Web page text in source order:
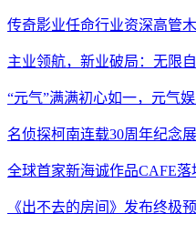
传奇影业任命行业资深高管
主业领航，新业破局：无限
“元气”满满初心如一，元气
名侦探柯南连载30周年纪念
全球首家新海诚作品CAFE
《出不去的房间》发布终极